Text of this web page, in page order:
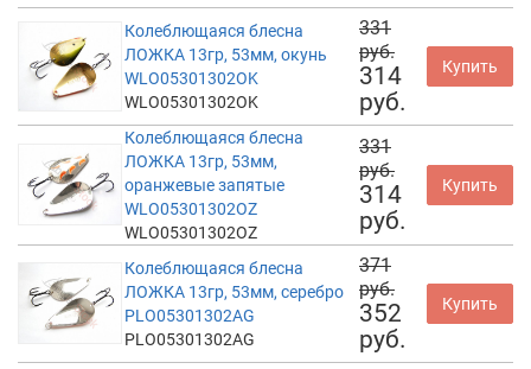
Колеблющаяся блесна
ЛОЖКА 13гр, 53мм, окунь
WLO05301302OK
WLO05301302OK
331
руб.
314
руб.
Купить
Колеблющаяся блесна
ЛОЖКА 13гр, 53мм,
оранжевые запятые
WLO05301302OZ
WLO05301302OZ
331
руб.
314
руб.
Купить
Колеблющаяся блесна
ЛОЖКА 13гр, 53мм, серебро
PLO05301302AG
PLO05301302AG
371
руб.
352
руб.
Купить